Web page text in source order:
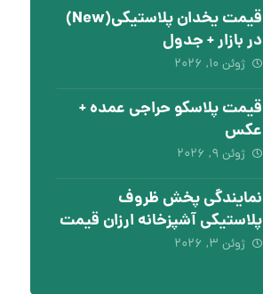
قیمت یخدان پلاستیکی(New)
در بازار + جدول
ژوئن ۱۰, ۲۰۲۶
قیمت پلاسکو حراجی عمده +
عکس
ژوئن ۹, ۲۰۲۶
نمایندگی پخش ظروف
پلاستیکی آشپزخانه ارزان قیمت
ژوئن ۳, ۲۰۲۶